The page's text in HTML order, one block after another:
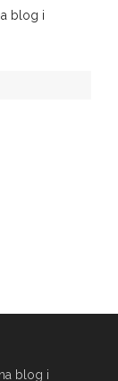
blog i
blog i